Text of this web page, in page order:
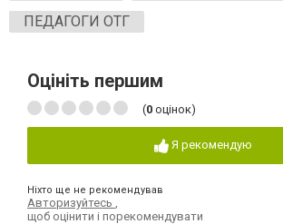
ПЕДАГОГИ ОТГ
Оцініть першим
(0 оцінок)
Я рекомендую
Ніхто ще не рекомендував
Авторизуйтесь
щоб оцінити і порекомендувати